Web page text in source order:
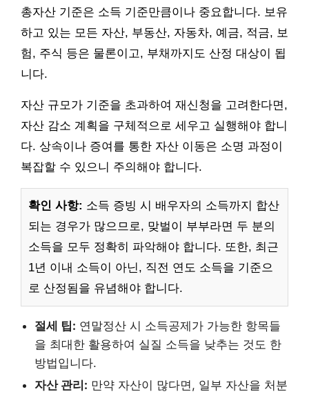
총자산 기준은 소득 기준만큼이나 중요합니다. 보유
하고 있는 모든 자산, 부동산, 자동차, 예금, 적금, 보
험, 주식 등은 물론이고, 부채까지도 산정 대상이 됩
니다.
자산 규모가 기준을 초과하여 재신청을 고려한다면,
자산 감소 계획을 구체적으로 세우고 실행해야 합니
다. 상속이나 증여를 통한 자산 이동은 소명 과정이
복잡할 수 있으니 주의해야 합니다.
확인 사항: 소득 증빙 시 배우자의 소득까지 합산
되는 경우가 많으므로, 맞벌이 부부라면 두 분의
소득을 모두 정확히 파악해야 합니다. 또한, 최근
1년 이내 소득이 아닌, 직전 연도 소득을 기준으
로 산정됨을 유념해야 합니다.
절세 팁: 연말정산 시 소득공제가 가능한 항목들
을 최대한 활용하여 실질 소득을 낮추는 것도 한
방법입니다.
자산 관리: 만약 자산이 많다면, 일부 자산을 처분